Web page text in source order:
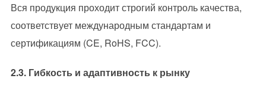
Вся продукция проходит строгий контроль качества,
соответствует международным стандартам и
сертификациям (CE, RoHS, FCC).
2.3. Гибкость и адаптивность к рынку